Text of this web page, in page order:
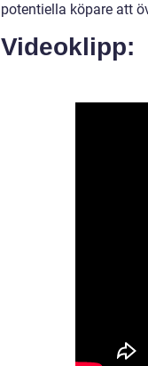
potentiella köpare att
Videoklipp: